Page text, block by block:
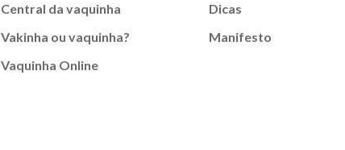
Central da vaquinha
Vakinha ou vaquinha?
Vaquinha Online
Dicas
Manifesto